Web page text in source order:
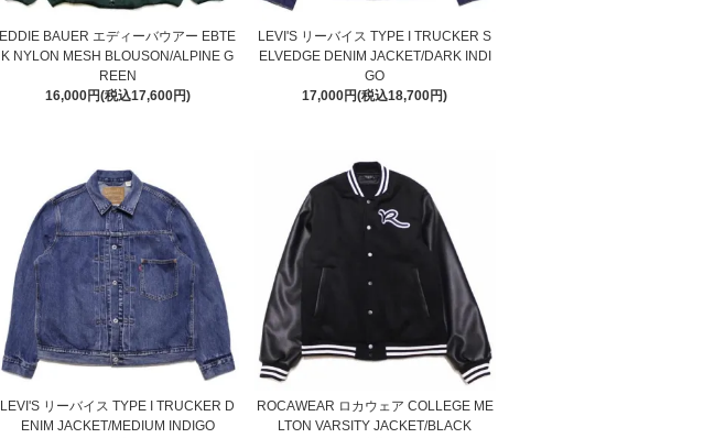
EDDIE BAUER エディーバウアー EBTE
K NYLON MESH BLOUSON/ALPINE G
REEN
16,000円(税込17,600円)
LEVI'S リーバイス TYPE I TRUCKER S
ELVEDGE DENIM JACKET/DARK INDI
GO
17,000円(税込18,700円)
LEVI'S リーバイス TYPE I TRUCKER D
ENIM JACKET/MEDIUM INDIGO
ROCAWEAR ロカウェア COLLEGE ME
LTON VARSITY JACKET/BLACK